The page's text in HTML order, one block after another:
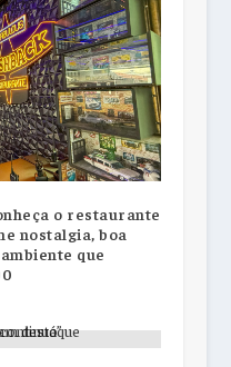
o restaurante
nostalgia, boa
que